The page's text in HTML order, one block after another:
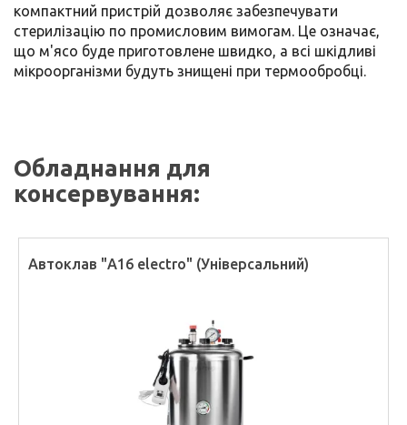
компактний пристрій дозволяє забезпечувати
стерилізацію по промисловим вимогам. Це означає,
що м'ясо буде приготовлене швидко, а всі шкідливі
мікроорганізми будуть знищені при термообробці.
Обладнання для
консервування:
Автоклав "А16 electro" (Універсальний)